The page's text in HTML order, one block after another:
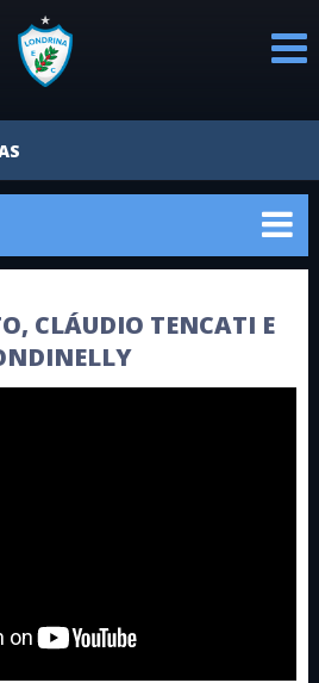
CLÁUDIO TENCATI E